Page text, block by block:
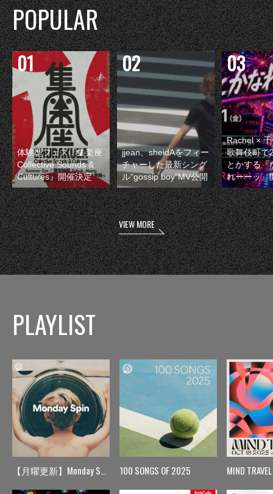
POPULAR
体験型フェス『集楽座
Collective Sounds &
Cultures』開催決定
jjean、sheidAをフィー
チャーした最新シング
ル“gossip boy”MV公開
Rachel ×
歌舞伎町で
とかする『
れーーッ』
VIEW MORE
PLAYLIST
【月曜更新】Monday Spin 100 SONGS OF 2025 MIND TRAVEL